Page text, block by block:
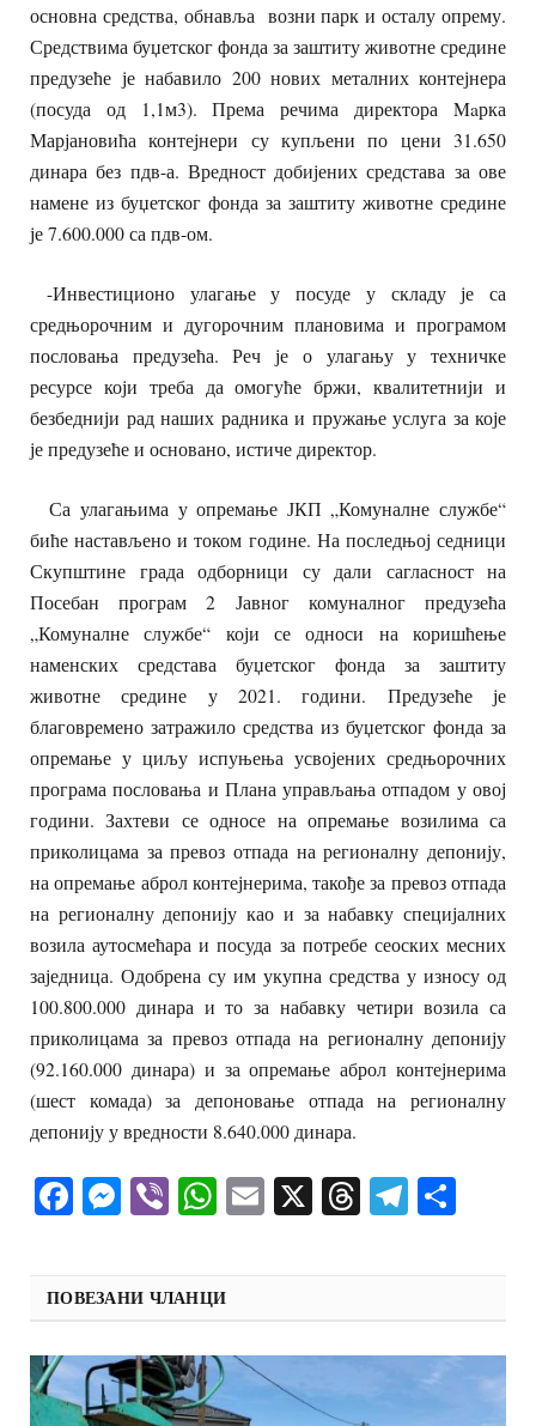
основна средства, обнавља возни парк и осталу опрему.
Средствима буџетског фонда за заштиту животне средине
предузеће је набавило 200 нових металних контејнера
(посуда од 1,1м3). Према речима директора Maрка
Марјановића контејнери су купљени по цени 31.650
динара без пдв-а. Вредност добијених средстава за ове
намене из буџетског фонда за заштиту животне средине
је 7.600.000 са пдв-ом.
-Инвестиционо улагање у посуде у складу је са
средњорочним и дугорочним плановима и програмом
пословања предузећа. Реч је о улагању у техничке
ресурсе који треба да омогуће бржи, квалитетнији и
безбеднији рад наших радника и пружање услуга за које
је предузеће и основано, истиче директор.
Са улагањима у опремање ЈКП „Комуналне службе“
биће настављено и током године. На последњој седници
Скупштине града одборници су дали сагласност на
Посебан програм 2 Јавног комуналног предузећа
„Комуналне службе“ који се односи на коришћење
наменских средстава буџетског фонда за заштиту
животне средине у 2021. години. Предузеће је
благовремено затражило средства из буџетског фонда за
опремање у циљу испуњења усвојених средњорочних
програма пословања и Плана управљања отпадом у овој
години. Захтеви се односе на опремање возилима са
приколицама за превоз отпада на регионалну депонију,
на опремање аброл контејнерима, такође за превоз отпада
на регионалну депонију као и за набавку специјалних
возила аутосмећара и посуда за потребе сеоских месних
заједница. Одобрена су им укупна средства у износу од
100.800.000 динара и то за набавку четири возила са
приколицама за превоз отпада на регионалну депонију
(92.160.000 динара) и за опремање аброл контејнерима
(шест комада) за депоновање отпада на регионалну
депонију у вредности 8.640.000 динара.
Facebook
Messenger
ViberWhatsApp
Email
X Threads
ПОВЕЗАНИ ЧЛАНЦИ